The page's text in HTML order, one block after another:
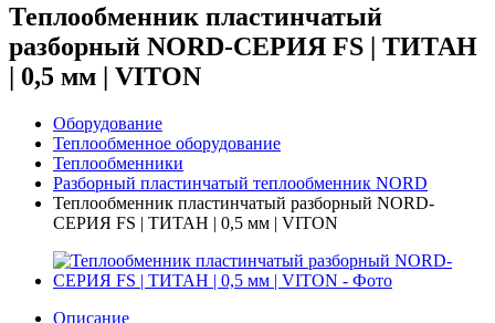
Теплообменник пластинчатый
разборный NORD-СЕРИЯ FS | ТИТАН
| 0,5 мм | VITON
Оборудование
Теплообменное оборудование
Теплообменники
Разборный пластинчатый теплообменник NORD
Теплообменник пластинчатый разборный NORD-
СЕРИЯ FS | ТИТАН | 0,5 мм | VITON
Описание